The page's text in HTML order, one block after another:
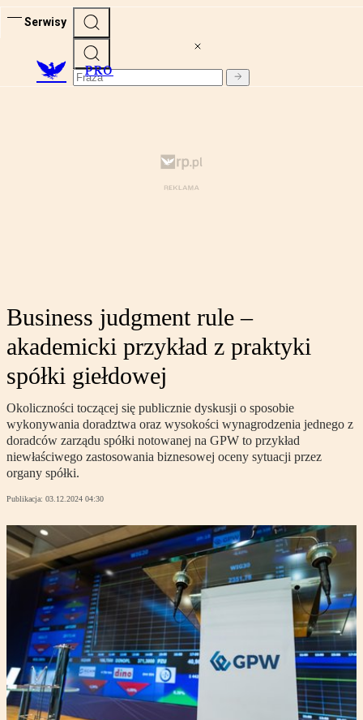
Serwisy
PRO
Business judgment rule –
akademicki przykład z praktyki
spółki giełdowej
Okoliczności toczącej się publicznie dyskusji o sposobie
wykonywania doradztwa oraz wysokości wynagrodzenia jednego z
doradców zarządu spółki notowanej na GPW to przykład
niewłaściwego zastosowania biznesowej oceny sytuacji przez
organy spółki.
Publikacja: 03.12.2024 04:30